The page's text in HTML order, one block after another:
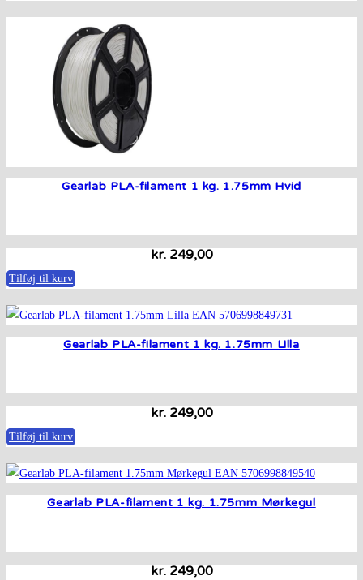
Gearlab PLA-filament 1 kg. 1.75mm Hvid
kr.249,00
Tilføj til kurv
Gearlab PLA-filament 1 kg. 1.75mm Lilla
kr.249,00
Tilføj til kurv
Gearlab PLA-filament 1 kg. 1.75mm Mørkegul
kr.249,00